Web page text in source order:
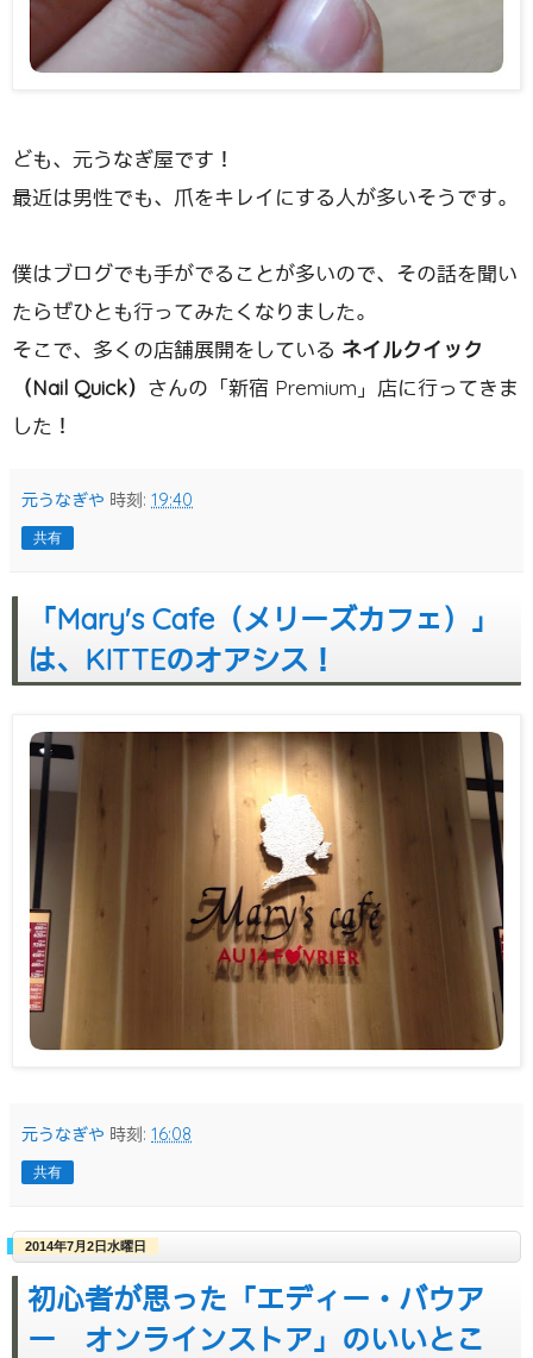
ども、元うなぎ屋です！
最近は男性でも、爪をキレイにする人が多いそうです。
僕はブログでも手がでることが多いので、その話を聞い
たらぜひとも行ってみたくなりました。
そこで、多くの店舗展開をしている ネイルクイック
（Nail Quick） さんの「新宿 Premium」店に行ってきま
した！
元うなぎや 時刻: 19:40
共有
「Mary's Cafe（メリーズカフェ）」
は、KITTEのオアシス！
元うなぎや 時刻: 16:08
共有
2014年7月2日水曜日
初心者が思った「エディー・バウア
ー オンラインストア」のいいとこ